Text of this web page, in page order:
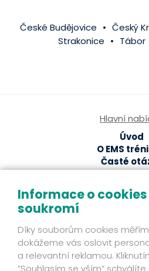
České Budějovice Český
Strakonice
Tábor
Hlavní
Úvod
O EMS
Časté
EMS
Ze světa
Fakta
Příběhy
Novinky
Informace o
soukromí
Díky souborům cookies
dokážeme vás oslovit
a relevantní reklamou.
“Souhlasím se vším“